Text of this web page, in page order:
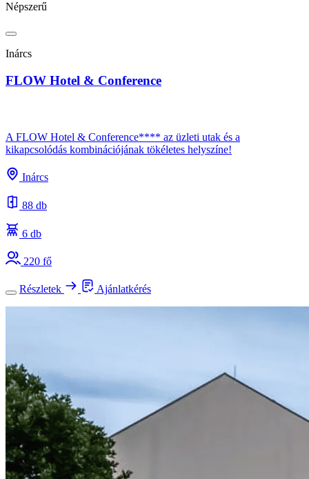
Népszerű
Inárcs
FLOW Hotel & Conference
A FLOW Hotel & Conference**** az üzleti utak és a
kikapcsolódás kombinációjának tökéletes helyszíne!
Inárcs
88 db
6 db
220 fő
Részletek Ajánlatkérés